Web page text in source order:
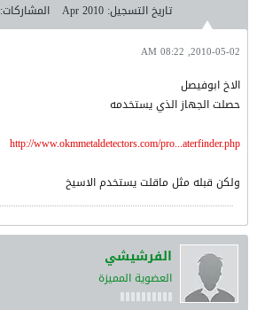
تاريخ التسجيل: Apr 2010 المشاركات:
2010-05-02, 08:22 AM
الاخ ابوفيصل
حصلت الجهاز الذي يستخدمه
http://www.okmmetaldetectors.com/pro...aterfinder.php
ولكن قبله مثل ماقلت يستخدم الاسيخ
الفرشيشي
العضوية المميزة